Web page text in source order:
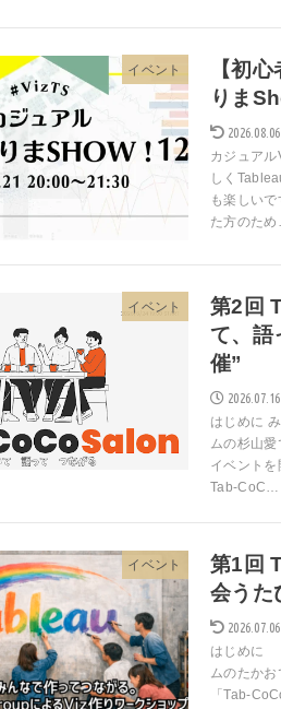
イベント
【初
りま
2026.08.06
カジュア
しく
も楽しい
た方のため
イベント
第2回
て、語
催”
2026.07.16
はじめに
ムの杉山
イベントを
Tab-CoC…
イベント
第1回
会うた
2026.07.06
はじめに
ムのたか
「Tab-